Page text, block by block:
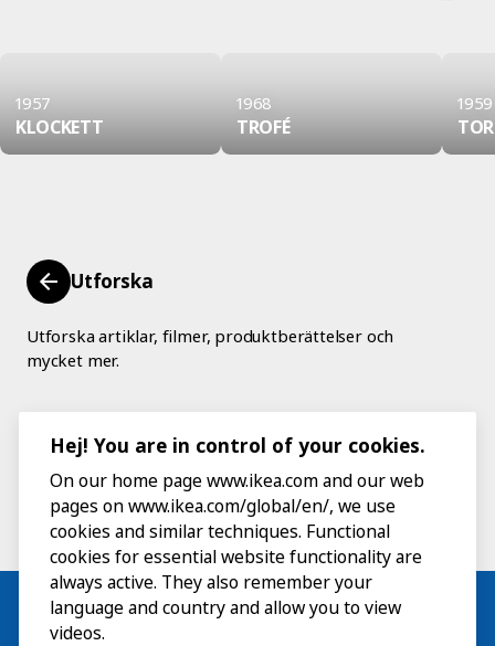
1957
KLOCKETT
1968
TROFÉ
1959
Utforska
Utforska artiklar, filmer, produktberättelser och
mycket mer.
Hej! You are in control of your cookies.
On our home page www.ikea.com and our web
pages on www.ikea.com/global/en/, we use
cookies and similar techniques. Functional
cookies for essential website functionality are
always active. They also remember your
language and country and allow you to view
videos.